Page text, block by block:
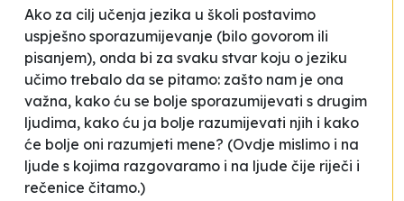
Ako za cilj učenja jezika u školi postavimo
uspješno sporazumijevanje (bilo govorom ili
pisanjem), onda bi za svaku stvar koju o jeziku
učimo trebalo da se pitamo: zašto nam je ona
važna, kako ću se bolje sporazumijevati s drugim
ljudima, kako ću ja bolje razumijevati njih i kako
će bolje oni razumjeti mene? (Ovdje mislimo i na
ljude s kojima razgovaramo i na ljude čije riječi i
rečenice čitamo.)